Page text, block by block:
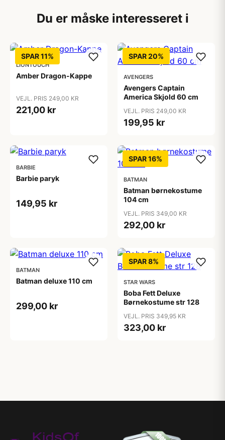
Du er måske interesseret i
SPAR 11%
LIONTOUCH
Amber Dragon-Kappe
VEJL. PRIS 249,00 KR
221,00 kr
SPAR 20%
AVENGERS
Avengers Captain
America Skjold 60 cm
VEJL. PRIS 249,00 KR
199,95 kr
BARBIE
Barbie paryk
149,95 kr
SPAR 16%
BATMAN
Batman børnekostume
104 cm
VEJL. PRIS 349,00 KR
292,00 kr
BATMAN
Batman deluxe 110 cm
299,00 kr
SPAR 8%
STAR WARS
Boba Fett Deluxe
Børnekostume str 128
VEJL. PRIS 349,95 KR
323,00 kr